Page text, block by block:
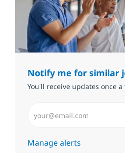
Notify me for similar
You'll receive updates once a
Manage alerts